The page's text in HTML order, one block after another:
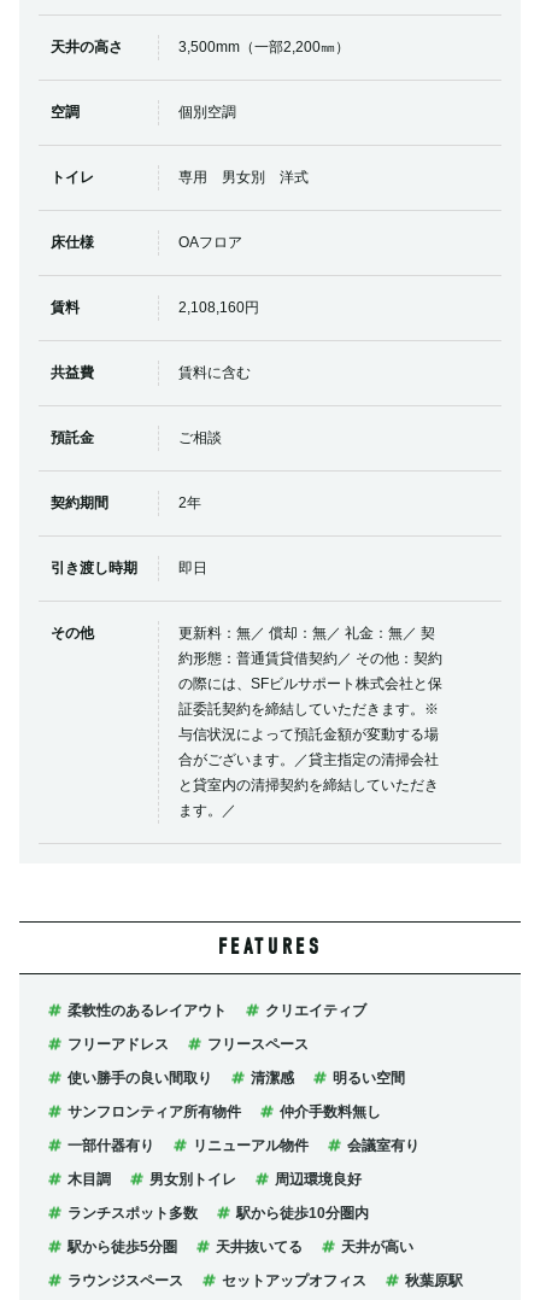
天井の高さ 3,500mm（一部2,200㎜）
空調 個別空調
トイレ 専用 男女別 洋式
床仕様 OAフロア
賃料 2,108,160円
共益費 賃料に含む
預託金 ご相談
契約期間 2年
引き渡し時期 即日
その他
更新料：無／ 償却：無／ 礼金：無／ 契
約形態：普通賃貸借契約／ その他：契約
の際には、SFビルサポート株式会社と保
証委託契約を締結していただきます。※
与信状況によって預託金額が変動する場
合がございます。／貸主指定の清掃会社
と貸室内の清掃契約を締結していただき
ます。／
FEATURES
柔軟性のあるレイアウト
クリエイティブ
フリーアドレス
フリースペース
使い勝手の良い間取り
清潔感
明るい空間
サンフロンティア所有物件
仲介手数料無し
一部什器有り
リニューアル物件
会議室有り
木目調
男女別トイレ
周辺環境良好
ランチスポット多数
駅から徒歩10分圏内
駅から徒歩5分圏
天井抜いてる
天井が高い
ラウンジスペース
セットアップオフィス
秋葉原駅